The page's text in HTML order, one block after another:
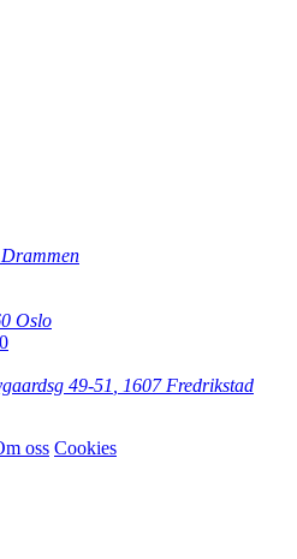
Oslo
49-51
1607 Fredrikstad
oss Cookies